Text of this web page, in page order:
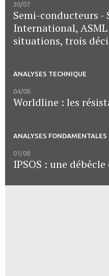
30/07
Semi-conducteurs -
International,
situations, trois
ANALYSES TECHNIQUE
04/08
Worldline : les
ANALYSES FONDAMENTALES
01/08
IPSOS : une